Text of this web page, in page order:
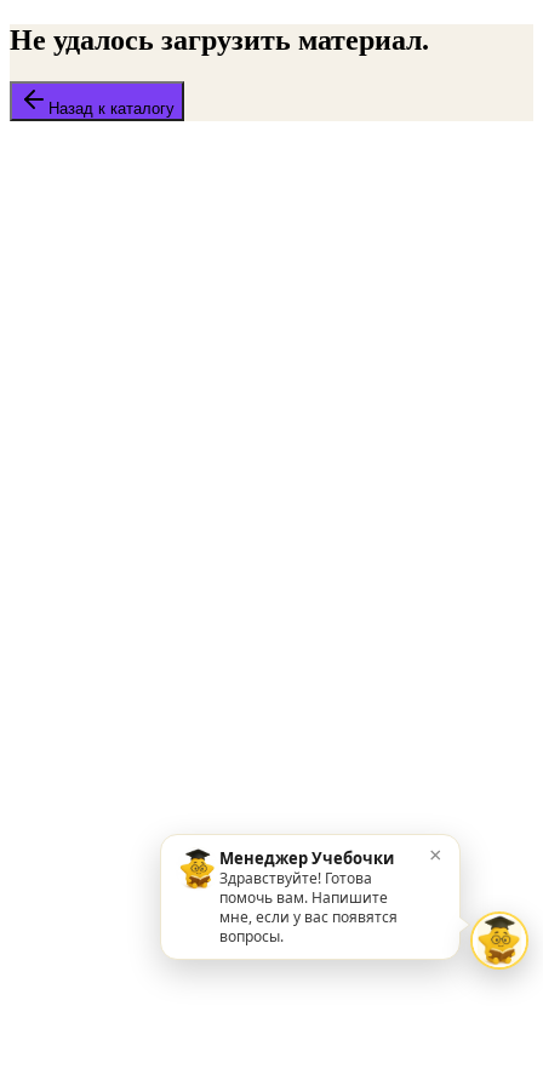
Не удалось загрузить материал.
Назад к каталогу
Менеджер Учебочки
Здравствуйте! Готова
помочь вам. Напишите
мне, если у вас появятся
вопросы.
×